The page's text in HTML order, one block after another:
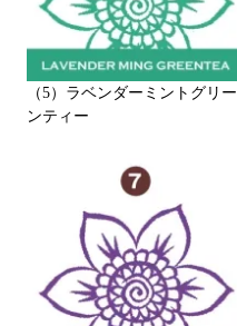
（5）ラベンダーミントグリー
ンティー